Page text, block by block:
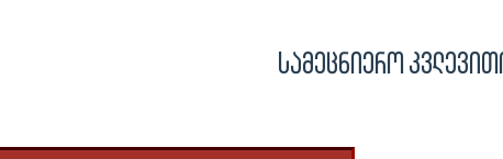
სამეცნიერო